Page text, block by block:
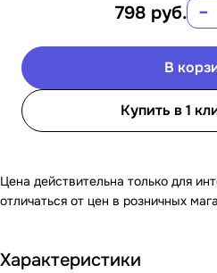
798 руб. −
В
Купить в 1
Цена действительна только для
отличаться от цен в розничных
Характеристики